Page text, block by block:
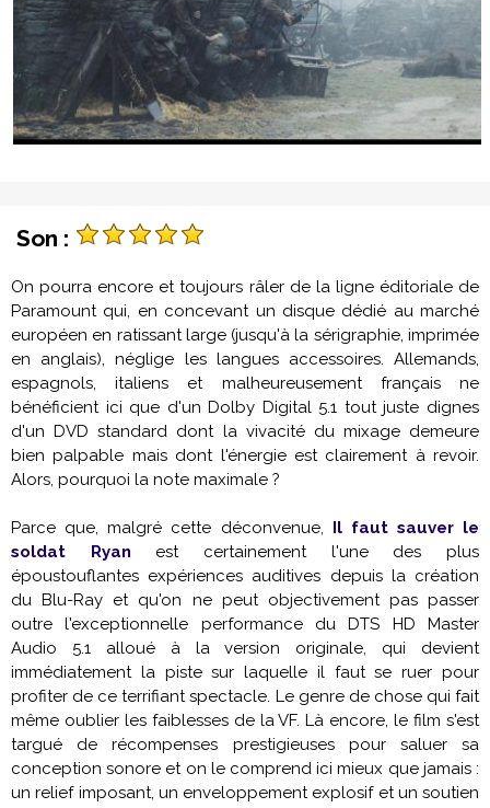
Son :
On pourra encore et toujours râler de la ligne éditoriale de
Paramount qui, en concevant un disque dédié au marché
européen en ratissant large (jusqu'à la sérigraphie, imprimée
en anglais), néglige les langues accessoires. Allemands,
espagnols, italiens et malheureusement français ne
bénéficient ici que d'un Dolby Digital 5.1 tout juste dignes
d'un DVD standard dont la vivacité du mixage demeure
bien palpable mais dont l'énergie est clairement à revoir.
Alors, pourquoi la note maximale ?
Parce que, malgré cette déconvenue, Il faut sauver le
soldat Ryan est certainement l'une des plus
époustouflantes expériences auditives depuis la création
du Blu-Ray et qu'on ne peut objectivement pas passer
outre l'exceptionnelle performance du DTS HD Master
Audio 5.1 alloué à la version originale, qui devient
immédiatement la piste sur laquelle il faut se ruer pour
profiter de ce terrifiant spectacle. Le genre de chose qui fait
même oublier les faiblesses de la VF. Là encore, le film s'est
targué de récompenses prestigieuses pour saluer sa
conception sonore et on le comprend ici mieux que jamais :
un relief imposant, un enveloppement explosif et un soutien